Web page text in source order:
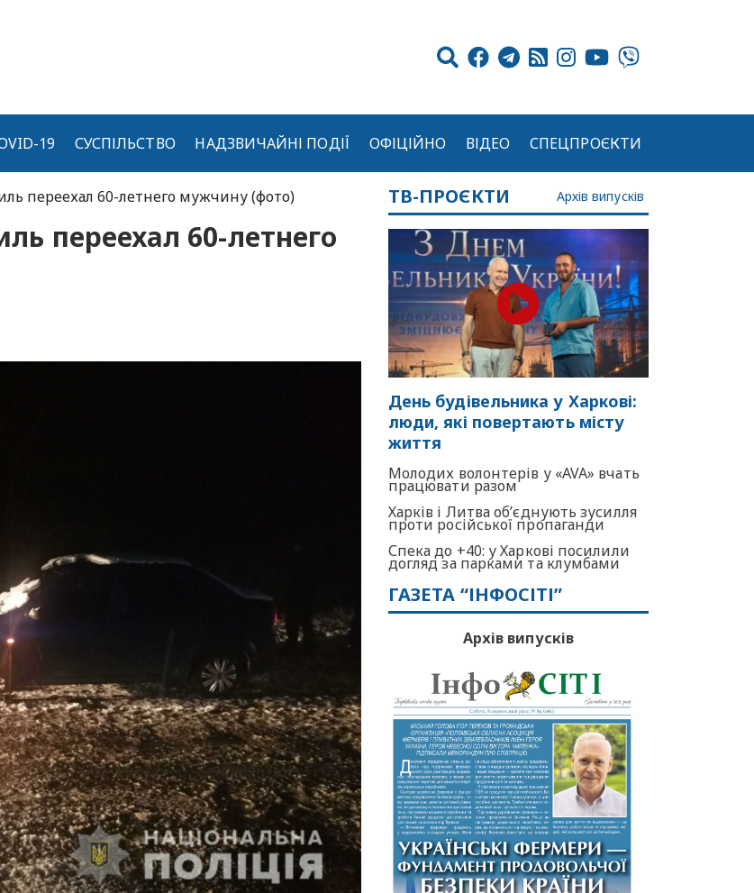
19 СУСПІЛЬСТВО НАДЗВИЧАЙНІ ПОДІЇ ОФІЦІЙНО ВІДЕО СПЕЦПРОЄКТИ
переехал 60-летнего мужчину (фото)
переехал 60-летнего
ТВ-ПРОЄКТИ Архів випусків
День будівельника у Харкові:
люди, які повертають місту
життя
Молодих волонтерів у «AVA» вчать
працювати разом
Харків і Литва об’єднують зусилля
проти російської пропаганди
Спека до +40: у Харкові посилили
догляд за парками та клумбами
ГАЗЕТА “ІНФОСІТІ”
Архів випусків